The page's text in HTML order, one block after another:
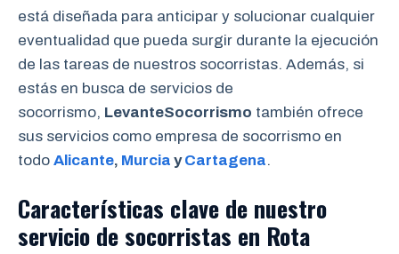
está diseñada para anticipar y solucionar cualquier
eventualidad que pueda surgir durante la ejecución
de las tareas de nuestros socorristas. Además, si
estás en busca de servicios de
socorrismo, LevanteSocorrismo también ofrece
sus servicios como empresa de socorrismo en
todo Alicante, Murcia yCartagena.
Características clave de nuestro
servicio de socorristas en Rota